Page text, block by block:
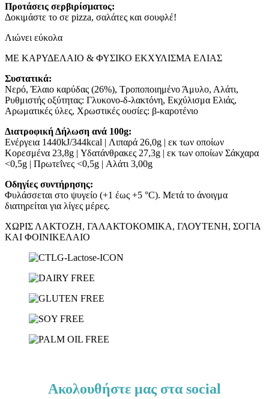
Προτάσεις σερβιρίσματος:
Δοκιμάστε το σε pizza, σαλάτες και σουφλέ!
Λιώνει εύκολα
ΜΕ ΚΑΡΥΔΕΛΑΙΟ & ΦΥΣΙΚΟ ΕΚΧΥΛΙΣΜΑ ΕΛΙΑΣ
Συστατικά:
Νερό, Έλαιο καρύδας (26%), Τροποποιημένο Άμυλο, Αλάτι,
Ρυθμιστής οξύτητας: Γλυκονο-δ-λακτόνη, Εκχύλισμα Ελιάς,
Αρωματικές ύλες, Χρωστικές ουσίες: β-καροτένιο
Διατροφική Δήλωση ανά 100g:
Ενέργεια 1440kJ/344kcal | Λιπαρά 26,0g | εκ των οποίων
Κορεσμένα 23,8g | Υδατάνθρακες 27,3g | εκ των οποίων Σάκχαρα
<0,5g | Πρωτεΐνες <0,5g | Αλάτι 3,00g
Οδηγίες συντήρησης:
Φυλάσσεται στο ψυγείο (+1 έως +5 °C). Μετά το άνοιγμα
διατηρείται για λίγες μέρες.
ΧΩΡΙΣ ΛΑΚΤΟΖΗ, ΓΑΛΑΚΤΟΚΟΜΙΚΑ, ΓΛΟΥΤΕΝΗ, ΣΟΓΙΑ
ΚΑΙ ΦΟΙΝΙΚΕΛΑΙΟ
Ακολουθήστε μας στα social